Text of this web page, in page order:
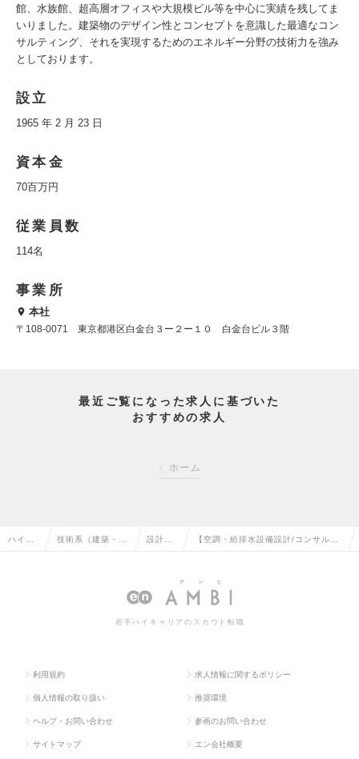
館、水族館、超高層オフィスや大規模ビル等を中心に実績を残してま
いりました。建築物のデザイン性とコンセプトを意識した最適なコン
サルティング、それを実現するためのエネルギー分野の技術力を強み
としております。
設立
1965 年 2 月 23 日
資本金
70百万円
従業員数
114名
事業所
本社
〒108-0071 東京都港区白金台３ー２ー１０ 白金台ビル３階
最近ご覧になった求人に基づいた
おすすめの求人
ホーム
ハイク 技術系（建築・設 設計
備）の
【空調・給排水設備設計/コンサル】
関与可能◎の求人情報
若手ハイキャリアのスカウト転職
利用規約 求人情報に関するポリシー
個人情報の取り扱い 推奨環境
ヘルプ・お問い合わせ 参画のお問い合わせ
サイトマップ エン会社概要